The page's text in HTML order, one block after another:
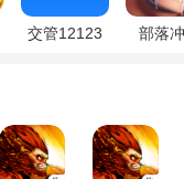
交管12123 部落